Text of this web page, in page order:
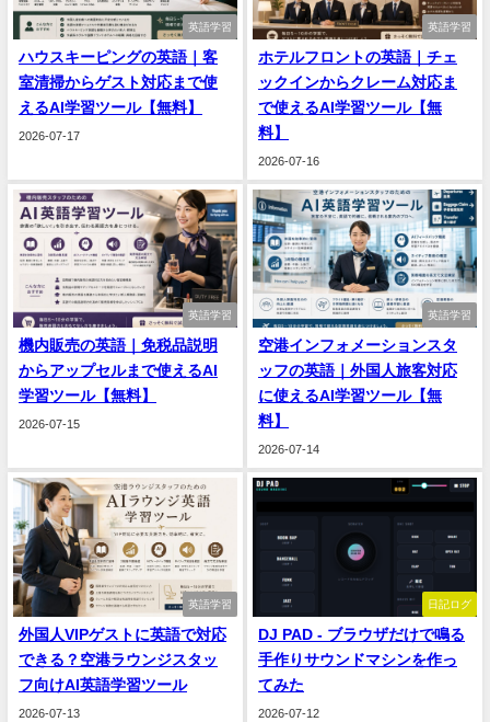
英語学習
ハウスキーピングの英語｜客
室清掃からゲスト対応まで使
えるAI学習ツール【無料】
2026-07-17
英語学習
ホテルフロントの英語｜チェ
ックインからクレーム対応ま
で使えるAI学習ツール【無
料】
2026-07-16
英語学習
機内販売の英語｜免税品説明
からアップセルまで使えるAI
学習ツール【無料】
2026-07-15
英語学習
空港インフォメーションスタ
ッフの英語｜外国人旅客対応
に使えるAI学習ツール【無
料】
2026-07-14
英語学習
外国人VIPゲストに英語で対応
できる？空港ラウンジスタッ
フ向けAI英語学習ツール
2026-07-13
日記ログ
DJ PAD - ブラウザだけで鳴る
手作りサウンドマシンを作っ
てみた
2026-07-12